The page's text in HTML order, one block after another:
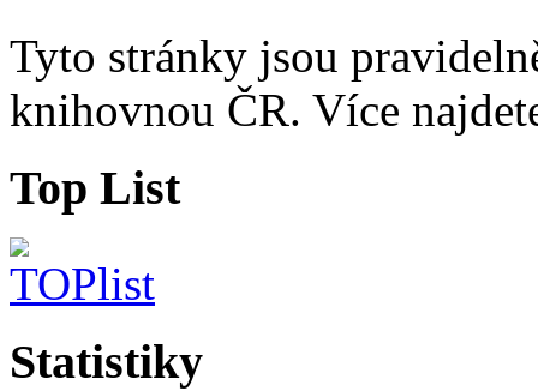
Tyto stránky jsou
knihovnou ČR. Více
Top List
Statistiky